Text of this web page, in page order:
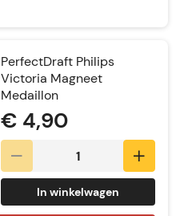
PerfectDraft Philips
Victoria Magneet
Medaillon
€ 4,90
In winkelwagen